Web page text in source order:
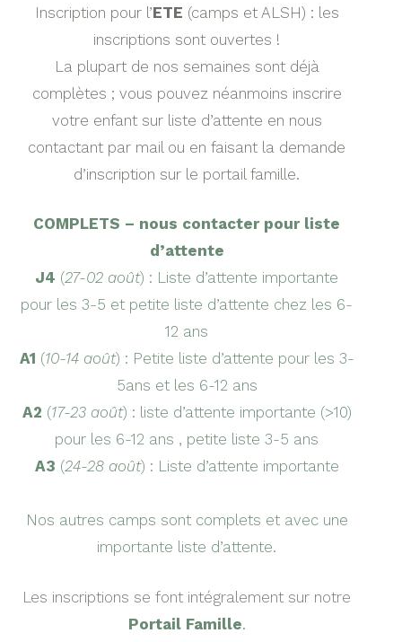
Inscription pour l’ETE (camps et ALSH) : les
inscriptions sont ouvertes !
La plupart de nos semaines sont déjà
complètes ; vous pouvez néanmoins inscrire
votre enfant sur liste d’attente en nous
contactant par mail ou en faisant la demande
d’inscription sur le portail famille.
COMPLETS – nous contacter pour liste
d’attente
J4 (27-02 août) : Liste d’attente importante
pour les 3-5 et petite liste d’attente chez les 6-
12 ans
A1 (10-14 août) : Petite liste d’attente pour les 3-
5ans et les 6-12 ans
A2 (17-23 août) : liste d’attente importante (>10)
pour les 6-12 ans , petite liste 3-5 ans
A3 (24-28 août) : Liste d’attente importante
Nos autres camps sont complets et avec une
importante liste d’attente.
Les inscriptions se font intégralement sur notre
Portail Famille.